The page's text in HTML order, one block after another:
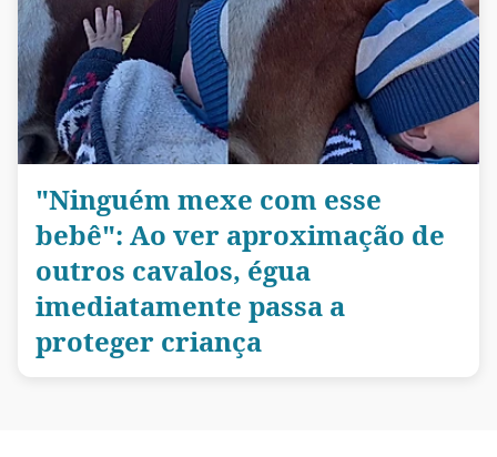
"Ninguém mexe com esse
bebê": Ao ver aproximação de
outros cavalos, égua
imediatamente passa a
proteger criança